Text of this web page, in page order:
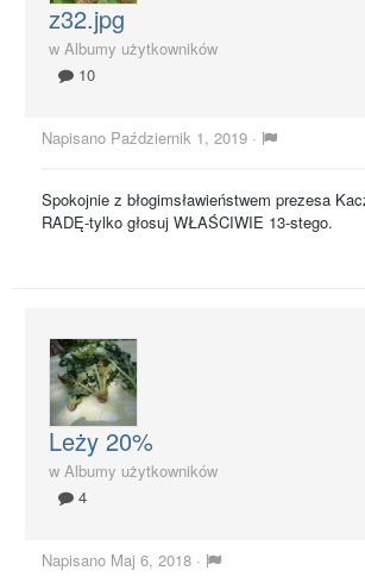
z32.jpg
w Albumy użytkowników
10
Napisano Październik 1, 2019 ·
Spokojnie z błogimsławieństwem prezesa
RADĘ-tylko głosuj WŁAŚCIWIE 13-stego.
Leży 20%
w Albumy użytkowników
4
Napisano Maj 6, 2018 ·